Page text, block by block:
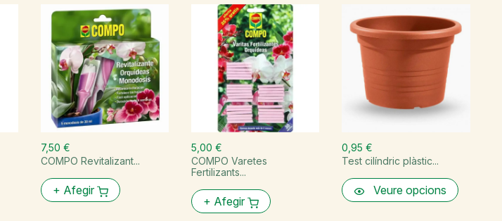
7,50 €
COMPO Revitalizant...
+ Afegir
5,00 €
COMPO Varetes
Fertilizants...
+ Afegir
0,95 €
Test cilíndric plàstic...
Veure opcions